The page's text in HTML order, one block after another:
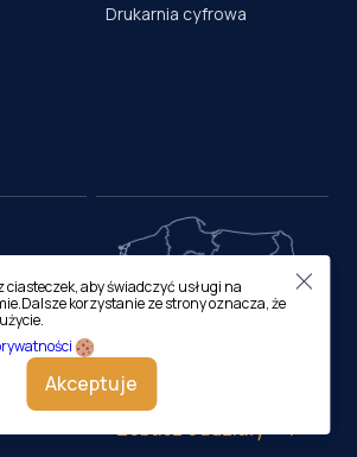
Drukarnia cyfrowa
17, 31-
Zobacz oddziały
ciasteczek, aby świadczyć usługi na
korzystanie ze strony oznacza, że
Akceptuje